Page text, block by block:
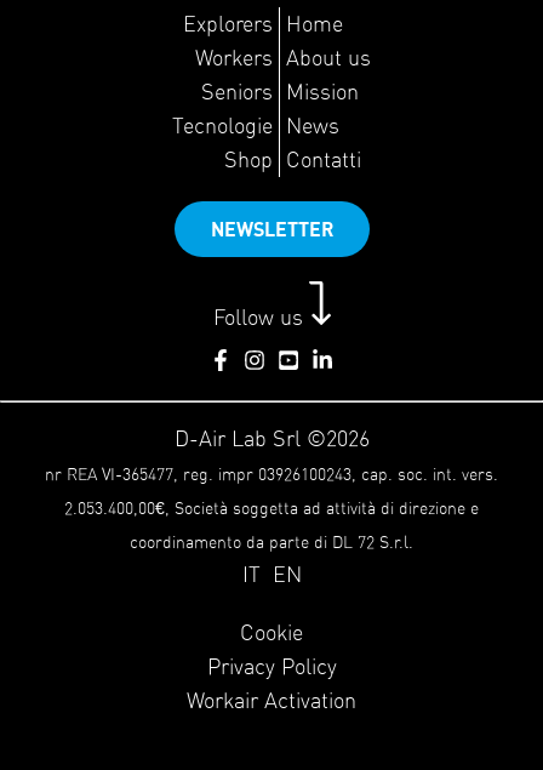
Explorers
Workers
Seniors
Tecnologie
Shop
Home
About us
Mission
News
Contatti
NEWSLETTER
Follow us
D-Air Lab Srl ©2026
nr REA VI-365477, reg. impr 03926100243, cap. soc. int. vers.
2.053.400,00€, Società soggetta ad attività di direzione e
coordinamento da parte di DL 72 S.r.l.
IT EN
Cookie
Privacy Policy
Workair Activation